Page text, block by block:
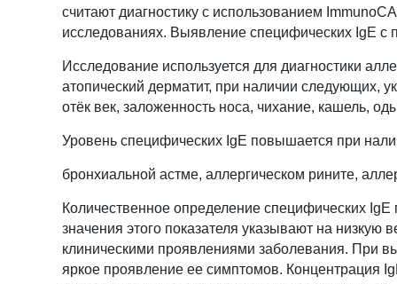
считают диагностику с использованием
исследованиях. Выявление специфических IgE с
Исследование используется для диагностики
атопический дерматит, при наличии следующих,
отёк век, заложенность носа, чихание, кашель,
Уровень специфических IgE повышается при
бронхиальной астме, аллергическом рините,
Количественное определение специфических
значения этого показателя указывают на низкую
клиническими проявлениями заболевания. При
яркое проявление ее симптомов. Концентрация